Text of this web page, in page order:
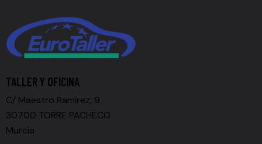
TALLER Y OFICINA
C/ Maestro Ramírez, 9
30700 TORRE PACHECO
Murcia